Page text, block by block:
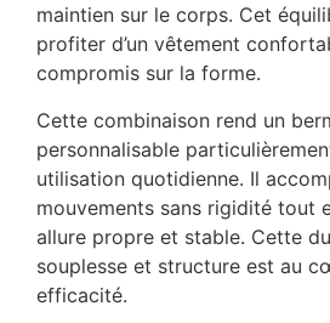
maintien sur le corps. Cet
profiter d’un vêtement
compromis sur la forme.
Cette combinaison rend un
personnalisable
utilisation quotidienne. Il
mouvements sans rigidité tout
allure propre et stable. Cette
souplesse et structure est au
efficacité.